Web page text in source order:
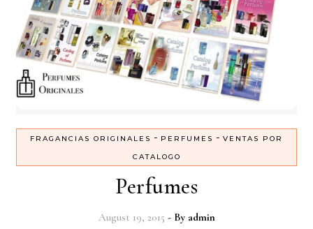
FRAGANCIAS ORIGINALES - PERFUMES - VENTAS POR
CATALOGO
Perfumes
August 19, 2015 - By admin